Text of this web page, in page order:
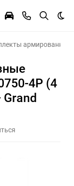
армированных
4P (4